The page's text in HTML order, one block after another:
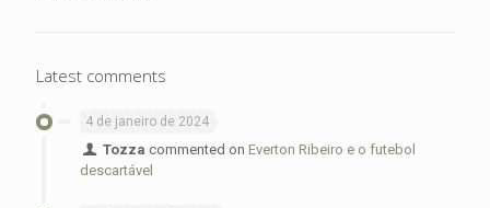
Latest comments
4 de janeiro de 2024
Tozza commented onEverton Ribeiro e o futebol
descartável